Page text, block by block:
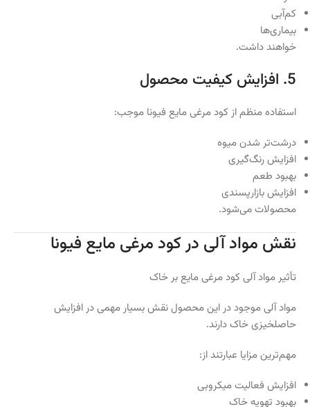
کم‌آبی
بیماری‌ها
خواهند داشت.
5. افزایش کیفیت محصول
استفاده منظم از کود مرغی مایع فیونا موجب:
درشت‌تر شدن میوه
افزایش رنگ‌گیری
بهبود طعم
افزایش بازارپسندی
محصولات می‌شود.
نقش مواد آلی در کود مرغی مایع فیونا
تأثیر مواد آلی کود مرغی مایع بر خاک
مواد آلی موجود در این محصول نقش بسیار مهمی در افزایش
حاصلخیزی خاک دارند.
مهم‌ترین مزایا عبارتند از:
افزایش فعالیت میکروبی
بهبود تهویه خاک